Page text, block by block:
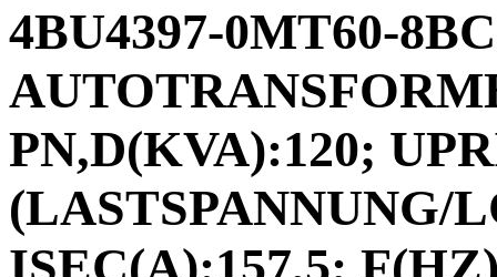
4BU4397-0MT60-
PN,D(KVA):120;
(LASTSPANNUNG/